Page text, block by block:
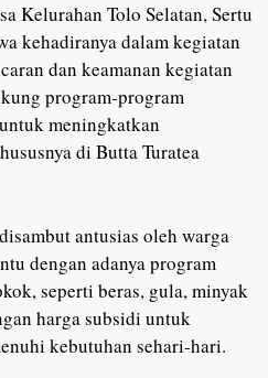
Kelurahan Tolo Selatan, Sertu
kehadiranya dalam kegiatan
dan keamanan kegiatan
program-program
meningkatkan
di Butta Turatea
antusias oleh warga
dengan adanya program
seperti beras, gula, minyak
harga subsidi untuk
kebutuhan sehari-hari.